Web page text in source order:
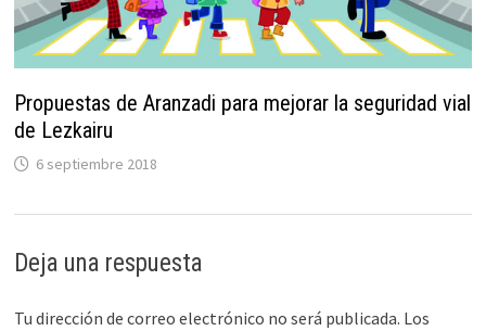
Propuestas de Aranzadi para mejorar la seguridad vial
de Lezkairu
6 septiembre 2018
Deja una respuesta
Tu dirección de correo electrónico no será publicada. Los